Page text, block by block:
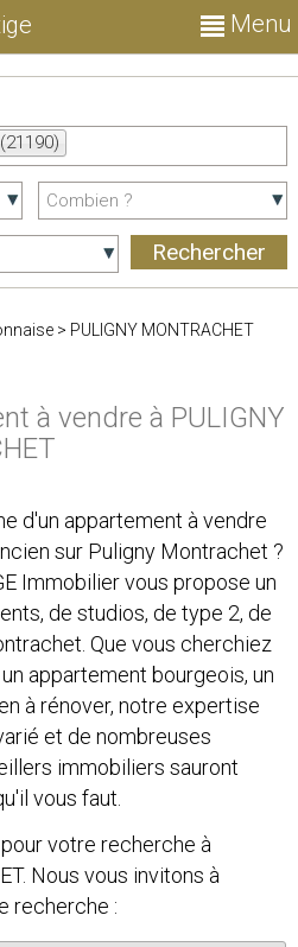
Menu
> PULIGNY MONTRACHET
à vendre à PULIGNY
d'un appartement à vendre
sur Puligny Montrachet ?
Immobilier vous propose un
de studios, de type 2, de
Que vous cherchiez
appartement bourgeois, un
à rénover, notre expertise
et de nombreuses
immobiliers sauront
vous faut.
votre recherche à
Nous vous invitons à
recherche :